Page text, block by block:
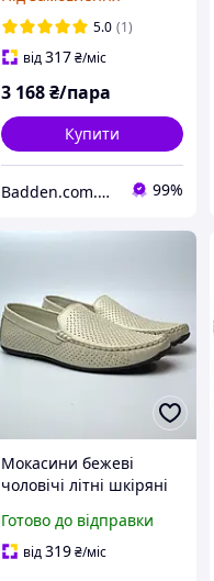
взуття великих
розмірів Rosso
Avangard Sandy BS
5.0 (1)
від317₴/міс
3 168₴/пара
Купити
Badden.com.ua інтернет магазин чоловічого та жіночого взуття великих розмірів 99%
Мокасини бежеві
чоловічі літні шкіряні
розміри Rosso
Avangard M4 Beige Perl
Готово до відправки
від319₴/міс